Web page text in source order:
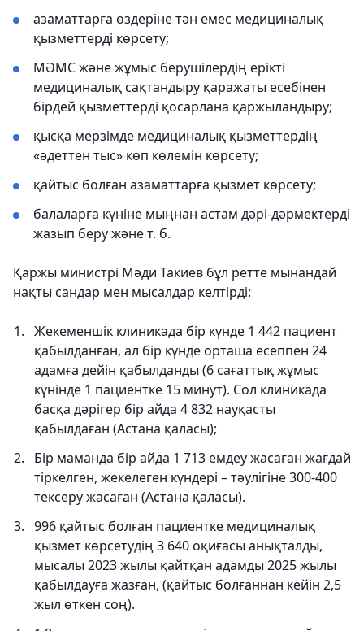
азаматтарға өздеріне тән емес медициналық
қызметтерді көрсету;
МӘМС және жұмыс берушілердің ерікті
медициналық сақтандыру қаражаты есебінен
бірдей қызметтерді қосарлана қаржыландыру;
қысқа мерзімде медициналық қызметтердің
«әдеттен тыс» көп көлемін көрсету;
қайтыс болған азаматтарға қызмет көрсету;
балаларға күніне мыңнан астам дәрі-дәрмектерді
жазып беру және т. б.
Қаржы министрі Мәди Такиев бұл ретте мынандай
нақты сандар мен мысалдар келтірді:
Жекеменшік клиникада бір күнде 1 442 пациент
қабылданған, ал бір күнде орташа есеппен 24
адамға дейін қабылданды (6 сағаттық жұмыс
күнінде 1 пациентке 15 минут). Сол клиникада
басқа дәрігер бір айда 4 832 науқасты
қабылдаған (Астана қаласы);
Бір маманда бір айда 1 713 емдеу жасаған жағдай
тіркелген, жекелеген күндері – тәулігіне 300-400
тексеру жасаған (Астана қаласы).
996 қайтыс болған пациентке медициналық
қызмет көрсетудің 3 640 оқиғасы анықталды,
мысалы 2023 жылы қайтқан адамды 2025 жылы
қабылдауға жазған, (қайтыс болғаннан кейін 2,5
жыл өткен соң).